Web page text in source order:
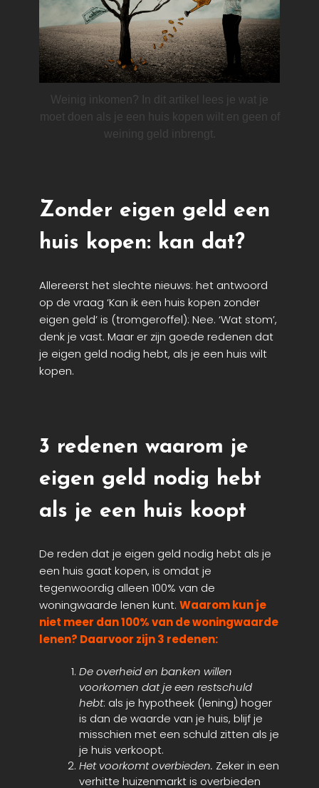
Weinig inkomen? In dit artikel lees je wat je
moet doen als je een huis kopen wilt en geen of
weining geld inbrengt.
Zonder eigen geld een
huis kopen: kan dat?
Allereerst het slechte nieuws: het antwoord
op de vraag ‘Kan ik een huis kopen zonder
eigen geld’ is (tromgeroffel): Nee. ‘Wat stom’,
denk je vast. Maar er zijn goede redenen dat
je eigen geld nodig hebt, als je een huis wilt
kopen.
3 redenen waarom je
eigen geld nodig hebt
als je een huis koopt
De reden dat je eigen geld nodig hebt als je
een huis gaat kopen, is omdat je
tegenwoordig alleen 100% van de
woningwaarde lenen kunt. Waarom kun je
niet meer dan 100% van de woningwaarde
lenen? Daarvoor zijn 3 redenen:
De overheid en banken willen
voorkomen dat je een restschuld
hebt: als je hypotheek (lening) hoger
is dan de waarde van je huis, blijf je
misschien met een schuld zitten als je
je huis verkoopt.
Het voorkomt overbieden. Zeker in een
verhitte huizenmarkt is overbieden